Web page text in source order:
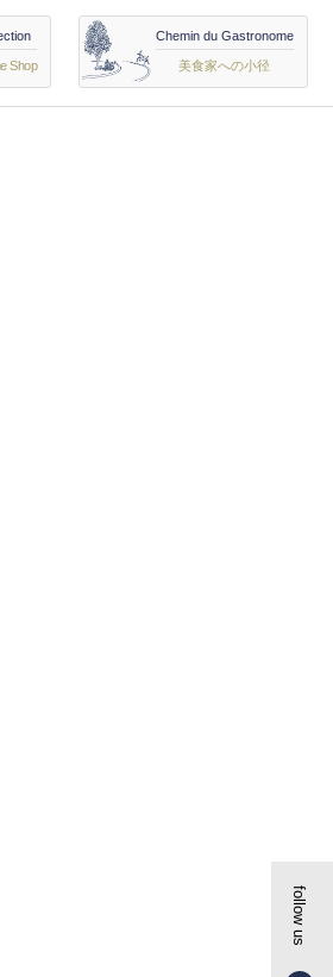
Shop
Chemin du Gastronome
美食家への小径
follow us